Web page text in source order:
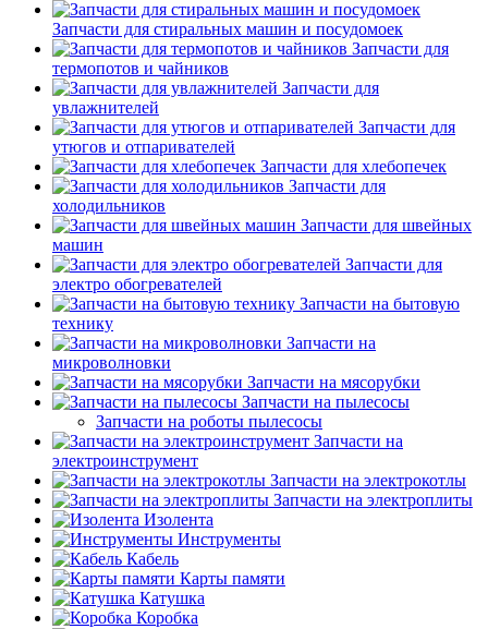
Запчасти для стиральных машин и посудомоек
Запчасти для
термопотов и чайников
Запчасти для
увлажнителей
Запчасти для
утюгов и отпаривателей
Запчасти для хлебопечек
Запчасти для
холодильников
Запчасти для швейных
машин
Запчасти для
электро обогревателей
Запчасти на бытовую
технику
Запчасти на
микроволновки
Запчасти на мясорубки
Запчасти на пылесосы
Запчасти на роботы пылесосы
Запчасти на
электроинструмент
Запчасти на электрокотлы
Запчасти на электроплиты
Изолента
Инструменты
Кабель
Карты памяти
Катушка
Коробка